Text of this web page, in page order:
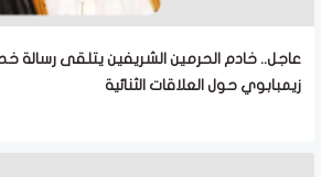
عاجل.. خادم الحرمين الشريفين يتلقى رسالة
زيمبابوي حول العلاقات الثنائية